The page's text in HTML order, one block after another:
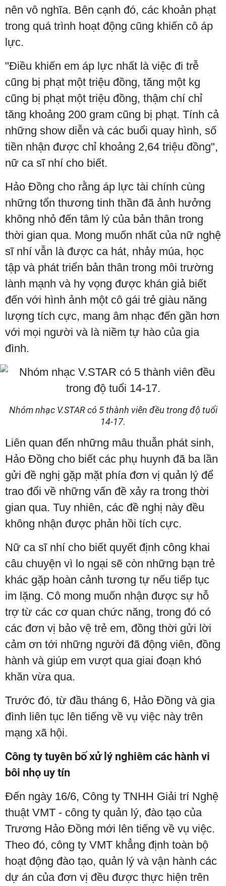
nên vô nghĩa. Bên cạnh đó, các khoản phạt
trong quá trình hoạt động cũng khiến cô áp
lực.
"Điều khiến em áp lực nhất là việc đi trễ
cũng bị phạt một triệu đồng, tăng một kg
cũng bị phạt một triệu đồng, thậm chí chỉ
tăng khoảng 200 gram cũng bị phạt. Tính cả
những show diễn và các buổi quay hình, số
tiền nhận được chỉ khoảng 2,64 triệu đồng",
nữ ca sĩ nhí cho biết.
Hảo Đồng cho rằng áp lực tài chính cùng
những tổn thương tinh thần đã ảnh hưởng
không nhỏ đến tâm lý của bản thân trong
thời gian qua. Mong muốn nhất của nữ nghệ
sĩ nhí vẫn là được ca hát, nhảy múa, học
tập và phát triển bản thân trong môi trường
lành mạnh và hy vọng được khán giả biết
đến với hình ảnh một cô gái trẻ giàu năng
lượng tích cực, mang âm nhạc đến gần hơn
với mọi người và là niềm tự hào của gia
đình.
Nhóm nhạc V.STAR có 5 thành viên đều trong độ tuổi
14-17.
Liên quan đến những mâu thuẫn phát sinh,
Hảo Đồng cho biết các phụ huynh đã ba lần
gửi đề nghị gặp mặt phía đơn vị quản lý để
trao đổi về những vấn đề xảy ra trong thời
gian qua. Tuy nhiên, các đề nghị này đều
không nhận được phản hồi tích cực.
Nữ ca sĩ nhí cho biết quyết định công khai
câu chuyện vì lo ngại sẽ còn những bạn trẻ
khác gặp hoàn cảnh tương tự nếu tiếp tục
im lặng. Cô mong muốn nhận được sự hỗ
trợ từ các cơ quan chức năng, trong đó có
các đơn vị bảo vệ trẻ em, đồng thời gửi lời
cảm ơn tới những người đã động viên, đồng
hành và giúp em vượt qua giai đoạn khó
khăn vừa qua.
Trước đó, từ đầu tháng 6, Hảo Đồng và gia
đình liên tục lên tiếng về vụ việc này trên
mạng xã hội.
Công ty tuyên bố xử lý nghiêm các hành vi
bôi nhọ uy tín
Đến ngày 16/6, Công ty TNHH Giải trí Nghệ
thuật VMT - công ty quản lý, đào tạo của
Trương Hảo Đồng mới lên tiếng về vụ việc.
Theo đó, công ty VMT khẳng định toàn bộ
hoạt động đào tạo, quản lý và vận hành các
dự án của đơn vị đều được thực hiện trên